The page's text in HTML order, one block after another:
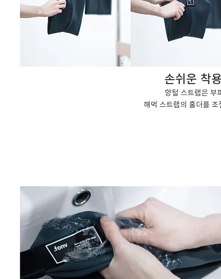
손쉬운 착
양털 스트랩은 부
해먹 스트랩의 홀더를